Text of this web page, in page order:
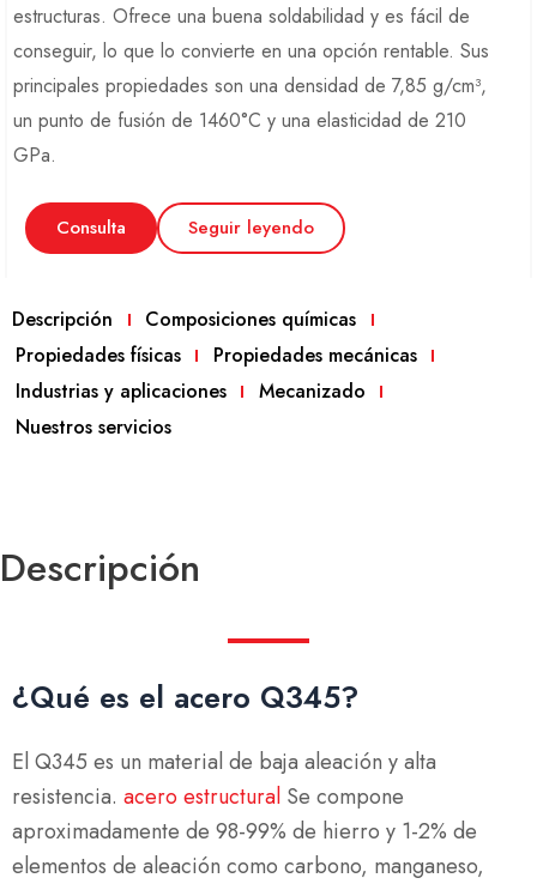
estructuras. Ofrece una buena soldabilidad y es fácil de
conseguir, lo que lo convierte en una opción rentable. Sus
principales propiedades son una densidad de 7,85 g/cm³,
un punto de fusión de 1460°C y una elasticidad de 210
GPa.
Consulta Seguir leyendo
Descripción
Composiciones químicas
Propiedades físicas
Propiedades mecánicas
Industrias y aplicaciones
Mecanizado
Nuestros servicios
Descripción
¿Qué es el acero Q345?
El Q345 es un material de baja aleación y alta
resistencia. acero estructural Se compone
aproximadamente de 98-99% de hierro y 1-2% de
elementos de aleación como carbono, manganeso,